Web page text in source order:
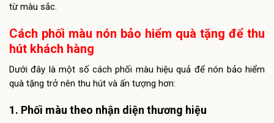
từ màu sắc.
Cách phối màu nón bảo hiểm quà tặng để thu
hút khách hàng
Dưới đây là một số cách phối màu hiệu quả để nón bảo hiểm
quà tặng trở nên thu hút và ấn tượng hơn:
1. Phối màu theo nhận diện thương hiệu